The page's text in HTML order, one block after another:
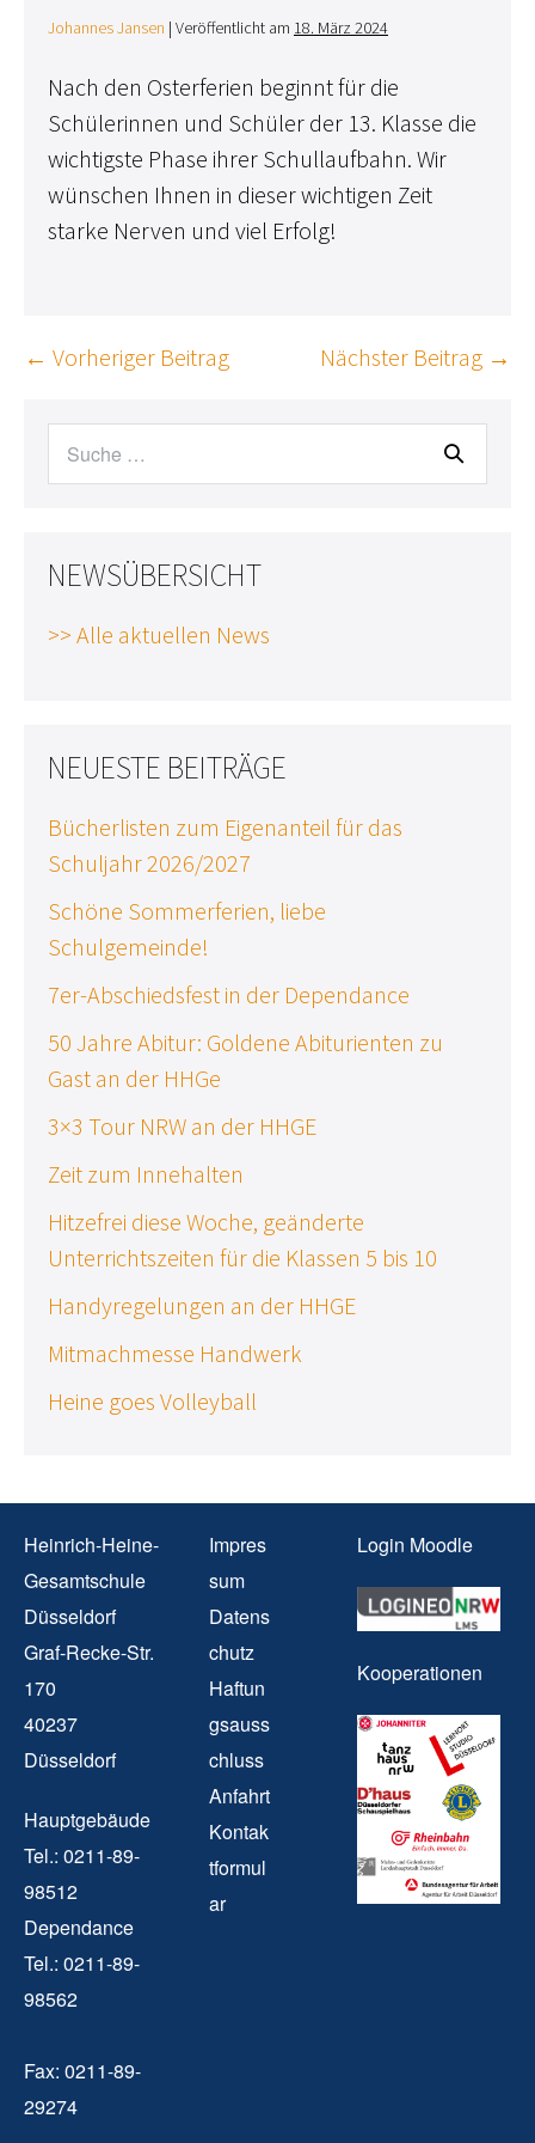
Johannes Jansen | Veröffentlicht am 18. März 2024
Nach den Osterferien beginnt für die
Schülerinnen und Schüler der 13. Klasse die
wichtigste Phase ihrer Schullaufbahn. Wir
wünschen Ihnen in dieser wichtigen Zeit
starke Nerven und viel Erfolg!
Beitragsnavigation
← Vorheriger Beitrag Nächster Beitrag →
NEWSÜBERSICHT
>> Alle aktuellen News
NEUESTE BEITRÄGE
Bücherlisten zum Eigenanteil für das
Schuljahr 2026/2027
Schöne Sommerferien, liebe
Schulgemeinde!
7er-Abschiedsfest in der Dependance
50 Jahre Abitur: Goldene Abiturienten zu
Gast an der HHGe
3×3 Tour NRW an der HHGE
Zeit zum Innehalten
Hitzefrei diese Woche, geänderte
Unterrichtszeiten für die Klassen 5 bis 10
Handyregelungen an der HHGE
Mitmachmesse Handwerk
Heine goes Volleyball
Heinrich-Heine-
Gesamtschule
Düsseldorf
Graf-Recke-Str.
170
40237
Düsseldorf
Hauptgebäude
Tel.: 0211-89-
98512
Dependance
Tel.: 0211-89-
98562
Fax: 0211-89-
29274
Impres
sum
Datens
chutz
Haftun
gsauss
chluss
Anfahrt
Kontak
tformul
ar
Login Moodle
Kooperationen